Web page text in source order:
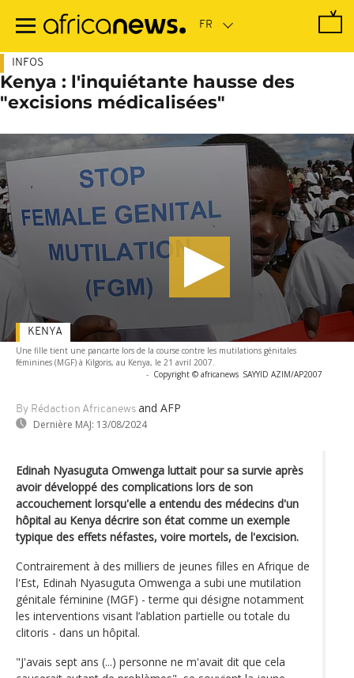
contenu
INFOS
Kenya : l'inquiétante hausse des
"excisions médicalisées"
Une fille tient une pancarte lors de la course contre les mutilations génitales
féminines (MGF) à Kilgoris, au Kenya, le 21 avril 2007.
- Copyright © africanews SAYYID AZIM/AP2007
By Rédaction Africanews and AFP
Dernière MAJ: 13/08/2024
KENYA
Edinah Nyasuguta Omwenga luttait pour sa survie après
avoir développé des complications lors de son
accouchement lorsqu'elle a entendu des médecins d'un
hôpital au Kenya décrire son état comme un exemple
typique des effets néfastes, voire mortels, de l'excision.
Contrairement à des milliers de jeunes filles en Afrique de
l'Est, Edinah Nyasuguta Omwenga a subi une mutilation
génitale féminine (MGF) - terme qui désigne notamment
les interventions visant l’ablation partielle ou totale du
clitoris - dans un hôpital.
"J'avais sept ans (...) personne ne m'avait dit que cela